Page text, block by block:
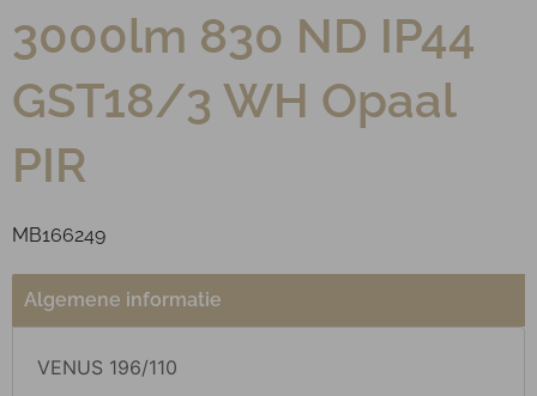
3000lm 830 ND IP44
GST18/3 WH Opaal
PIR
MB166249
Algemene informatie
VENUS 196/110